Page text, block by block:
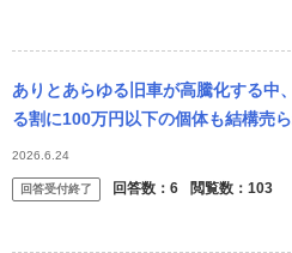
ありとあらゆる旧車が高騰化する中
る割に100万円以下の個体も結構売
ープは矢張り何かしらトラブルを抱
単に外装が...
2026.6.24
回答受付終了 回答数： 6 閲覧数： 103